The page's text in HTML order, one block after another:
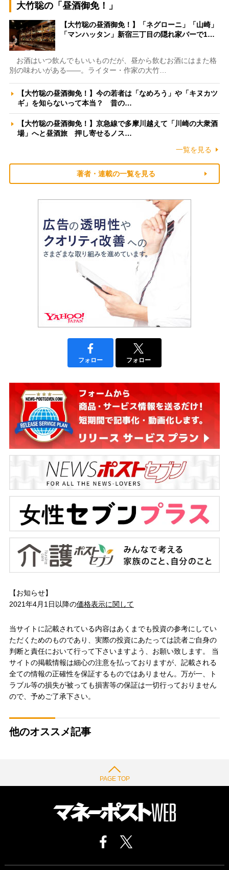
大竹聡の「昼酒御免！」
【大竹聡の昼酒御免！】「ネグローニ」「山崎」
「マンハッタン」新宿三丁目の隠れ家バーで1…
お酒はいつ飲んでもいいものだが、昼から飲むお酒にはまた格
別の味わいがある――。ライター・作家の大竹…
【大竹聡の昼酒御免！】今の若者は「なめろう」や「キヌカツ
ギ」を知らないって本当？ 昔の…
【大竹聡の昼酒御免！】京急線で多摩川越えて「川崎の大衆酒
場」へと昼酒旅 押し寄せるノス…
一覧を見る
著者・連載の一覧を見る
フォロー フォロー
【お知らせ】
2021年4月1日以降の価格表示に関して
当サイトに記載されている内容はあくまでも投資の参考にしてい
ただくためのものであり、実際の投資にあたっては読者ご自身の
判断と責任において行って下さいますよう、お願い致します。 当
サイトの掲載情報は細心の注意を払っておりますが、記載される
全ての情報の正確性を保証するものではありません。万が一、ト
ラブル等の損失が被っても損害等の保証は一切行っておりません
ので、予めご了承下さい。
他のオススメ記事
PAGE TOP